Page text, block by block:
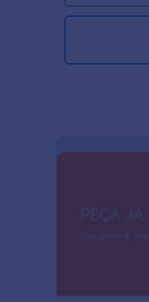
de um
suas